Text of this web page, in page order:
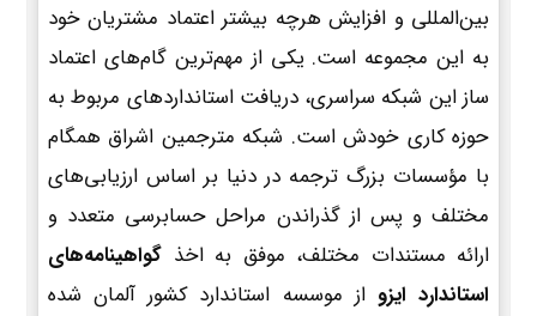
بین‌المللی و افزایش هرچه بیشتر اعتماد مشتریان خود
به این مجموعه است. یکی از مهم‌ترین گام‌های اعتماد
ساز این شبکه سراسری، دریافت استانداردهای مربوط به
حوزه کاری خودش است. شبکه مترجمین اشراق همگام
با مؤسسات بزرگ ترجمه در دنیا بر اساس ارزیابی‌های
مختلف و پس از گذراندن مراحل حسابرسی متعدد و
ارائه مستندات مختلف، موفق به اخذ گواهینامه‌های
استاندارد ایزو از موسسه استاندارد کشور آلمان شده